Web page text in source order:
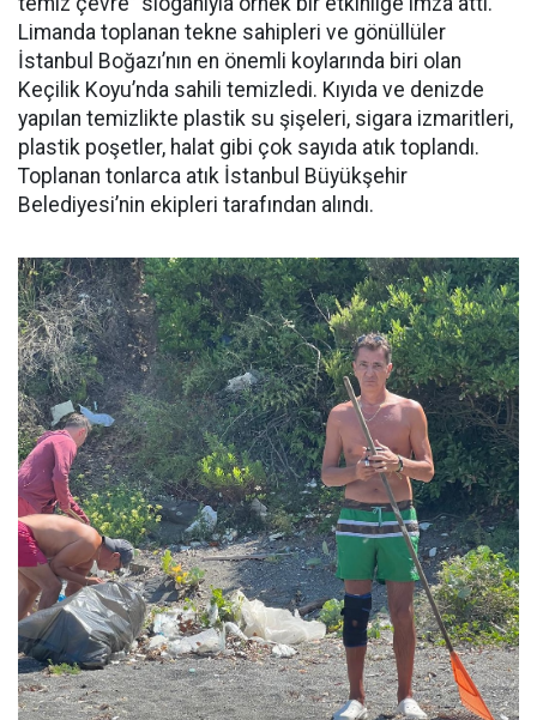
Limanda toplanan tekne sahipleri ve gönüllüler
İstanbul Boğazı’nın en önemli koylarında biri olan
Keçilik Koyu’nda sahili temizledi. Kıyıda ve denizde
yapılan temizlikte plastik su şişeleri, sigara izmaritleri,
plastik poşetler, halat gibi çok sayıda atık toplandı.
Toplanan tonlarca atık İstanbul Büyükşehir
Belediyesi’nin ekipleri tarafından alındı.